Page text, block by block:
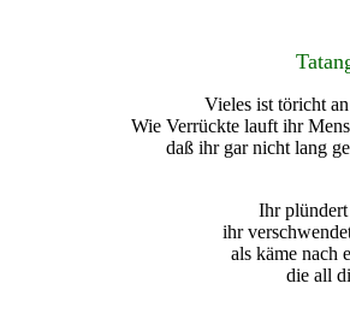
Vieles ist töricht
Wie Verrückte lauft ihr
daß ihr gar nicht lang
Ihr
ihr
als käme nach
die all